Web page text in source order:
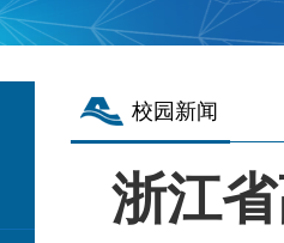
校园新闻
浙江